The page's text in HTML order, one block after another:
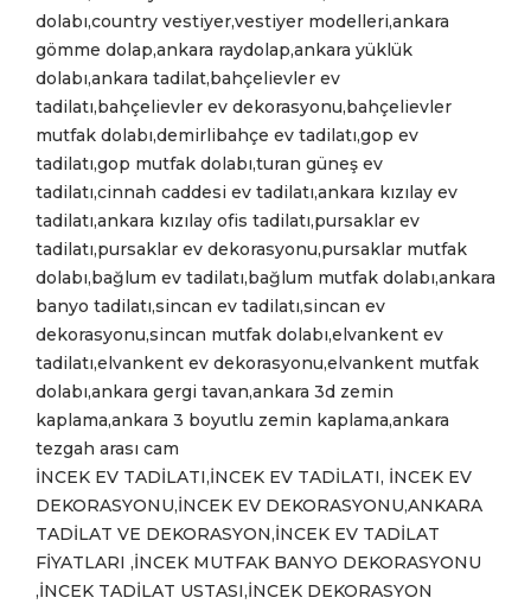
dolabı,country vestiyer,vestiyer modelleri,ankara
gömme dolap,ankara raydolap,ankara yüklük
dolabı,ankara tadilat,bahçelievler ev
tadilatı,bahçelievler ev dekorasyonu,bahçelievler
mutfak dolabı,demirlibahçe ev tadilatı,gop ev
tadilatı,gop mutfak dolabı,turan güneş ev
tadilatı,cinnah caddesi ev tadilatı,ankara kızılay ev
tadilatı,ankara kızılay ofis tadilatı,pursaklar ev
tadilatı,pursaklar ev dekorasyonu,pursaklar mutfak
dolabı,bağlum ev tadilatı,bağlum mutfak dolabı,ankara
banyo tadilatı,sincan ev tadilatı,sincan ev
dekorasyonu,sincan mutfak dolabı,elvankent ev
tadilatı,elvankent ev dekorasyonu,elvankent mutfak
dolabı,ankara gergi tavan,ankara 3d zemin
kaplama,ankara 3 boyutlu zemin kaplama,ankara
tezgah arası cam
İNCEK EV TADİLATI,İNCEK EV TADİLATI, İNCEK EV
DEKORASYONU,İNCEK EV DEKORASYONU,ANKARA
TADİLAT VE DEKORASYON,İNCEK EV TADİLAT
FİYATLARI ,İNCEK MUTFAK BANYO DEKORASYONU
,İNCEK TADİLAT USTASI,İNCEK DEKORASYON